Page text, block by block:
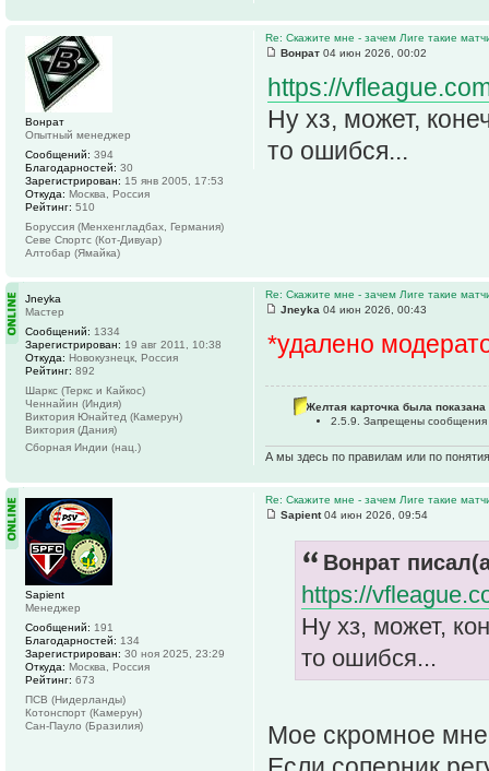
Re: Скажите мне - зачем Лиге такие
Вонрат 04 июн 2026, 00:02
https://
Ну хз, может,
то ошибся...
Вонрат
Опытный менеджер
Сообщений: 394
Благодарностей: 30
Зарегистрирован: 15 янв 2005, 17:53
Откуда: Москва, Россия
Рейтинг: 510
Боруссия (Менхенгладбах, Германия)
Севе Спортс (Кот-Дивуар)
Алтобар (Ямайка)
Re: Скажите мне - зачем Лиге такие
Jneyka 04 июн 2026, 00:43
*удалено
Желтая карточка была показана
2.5.9. Запрещены
А мы здесь по правилам или по
Jneyka
Мастер
Сообщений: 1334
Зарегистрирован: 19 авг 2011, 10:38
Откуда: Новокузнецк, Россия
Рейтинг: 892
Шаркс (Теркс и Кайкос)
Ченнайин (Индия)
Виктория Юнайтед (Камерун)
Виктория (Дания)
Сборная Индии (нац.)
Re: Скажите мне - зачем Лиге такие
Sapient04 июн 2026, 09:54
Вонрат
https://
Ну хз, может,
то ошибся...
Мое скромное
Sapient
Менеджер
Сообщений: 191
Благодарностей: 134
Зарегистрирован: 30 ноя 2025, 23:29
Откуда: Москва, Россия
Рейтинг: 673
ПСВ (Нидерланды)
Котонспорт (Камерун)
Сан-Пауло (Бразилия)